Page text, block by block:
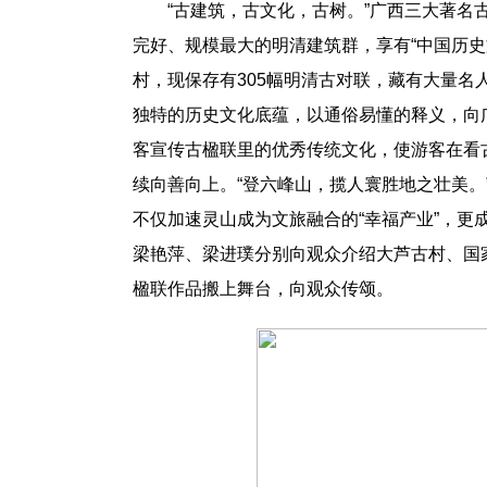
“古建筑，古文化，古树。”广西三大著
完好、规模最大的明清建筑群，享有“中国历
村，现保存有305幅明清古对联，藏有大量名
独特的历史文化底蕴，以通俗易懂的释义，向广
客宣传古楹联里的优秀传统文化，使游客在
续向善向上。“登六峰山，揽人寰胜地之壮美
不仅加速灵山成为文旅融合的“幸福产业”，更
梁艳萍、梁进璞分别向观众介绍大芦古村、
楹联作品搬上舞台，向观众传颂。